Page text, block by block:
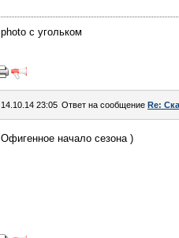
photo с угольком
14.10.14 23:05 Ответ на сообщение Re:
Офигенное начало сезона )